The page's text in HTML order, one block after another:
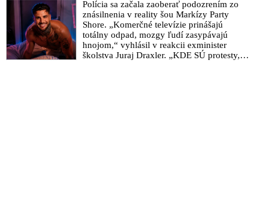
Polícia sa začala zaoberať podozrením zo
znásilnenia v reality šou Markízy Party
Shore. „Komerčné televízie prinášajú
totálny odpad, mozgy ľudí zasypávajú
hnojom,“ vyhlásil v reakcii exminister
školstva Juraj Draxler. „KDE SÚ protesty,